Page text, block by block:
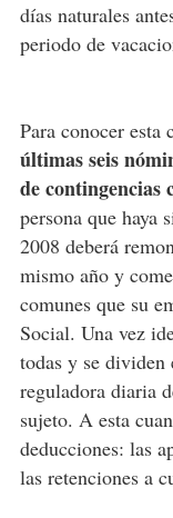
días naturales
periodo de
Para conocer
últimas seis
de contingencias
persona que haya
2008 deberá
mismo año y
comunes que su
Social. Una vez
todas y se dividen
reguladora diaria
sujeto. A esta
deducciones: las
las retenciones a